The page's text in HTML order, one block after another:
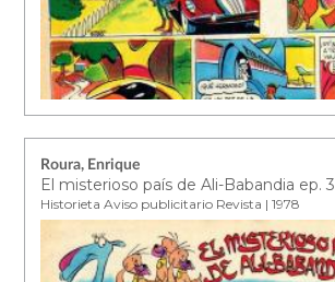
Roura, Enrique
El misterioso país de Ali-Babandia ep. 3
Historieta Aviso publicitario Revista | 1978